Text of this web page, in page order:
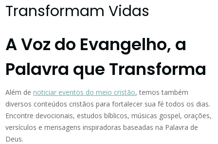
Transformam Vidas
A Voz do Evangelho, a
Palavra que Transforma
Além denoticiar eventos do meio cristão, temos também
diversos conteúdos cristãos para fortalecer sua fé todos os dias.
Encontre devocionais, estudos bíblicos, músicas gospel, orações,
versículos e mensagens inspiradoras baseadas na Palavra de
Deus.